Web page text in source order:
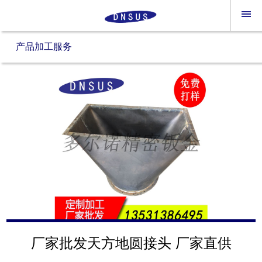
产品加工服务
厂家批发天方地圆接头 厂家直供